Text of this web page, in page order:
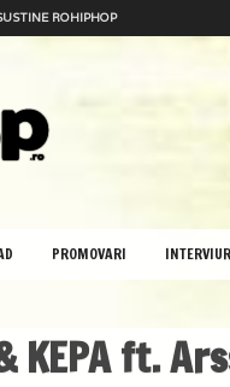
ROHIPHOP
PROMOVARI
KEPA ft.